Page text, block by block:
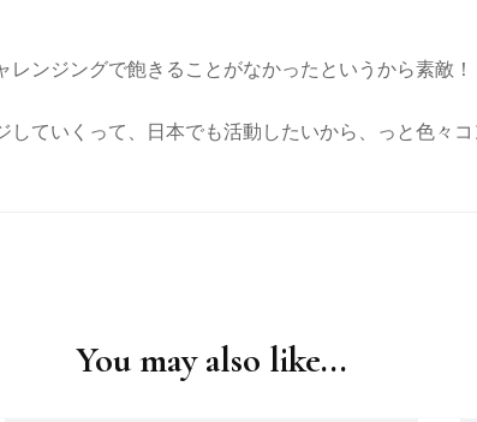
ンジングで飽きることがなかったというから素敵！
ていくって、日本でも活動したいから、っと色々
You may also like...